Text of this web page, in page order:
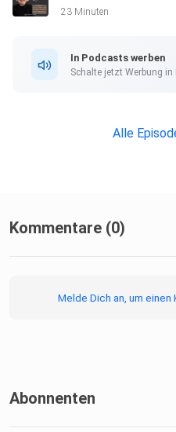
Fachberatung
23 Minuten
In Podcasts werben
Schalte jetzt Werbung in
Alle
Kommentare (0)
Melde Dich an, um einen
Abonnenten